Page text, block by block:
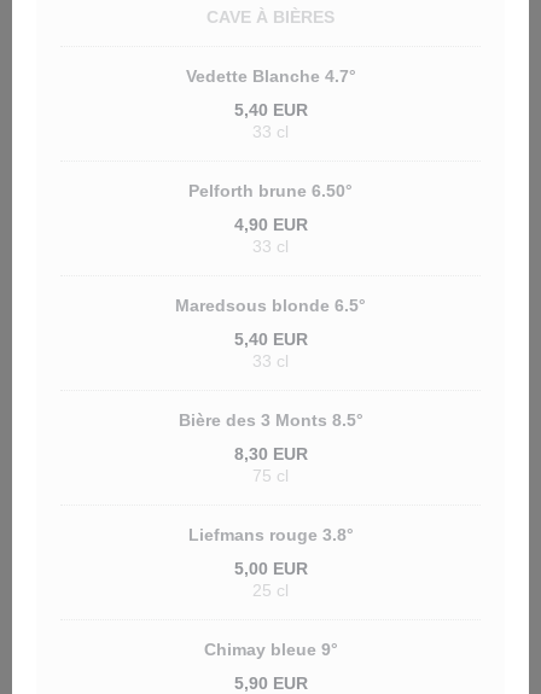
CAVE À BIÈRES
Vedette Blanche 4.7°
5,40 EUR
33 cl
Pelforth brune 6.50°
4,90 EUR
33 cl
Maredsous blonde 6.5°
5,40 EUR
33 cl
Bière des 3 Monts 8.5°
8,30 EUR
75 cl
Liefmans rouge 3.8°
5,00 EUR
25 cl
Chimay bleue 9°
5,90 EUR